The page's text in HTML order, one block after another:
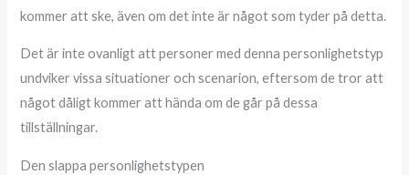
kommer att ske, även om det inte är något som tyder på detta.
Det är inte ovanligt att personer med denna personlighetstyp
undviker vissa situationer och scenarion, eftersom de tror att
något dåligt kommer att hända om de går på dessa
tillställningar.
Den slappa personlighetstypen